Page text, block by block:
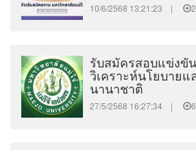
10/6/2568 13:21:23 |
รับสมัครสอบแข่งขั
วิเคราะห์นโยบาย
นานาชาติ
27/5/2568 16:27:34 |